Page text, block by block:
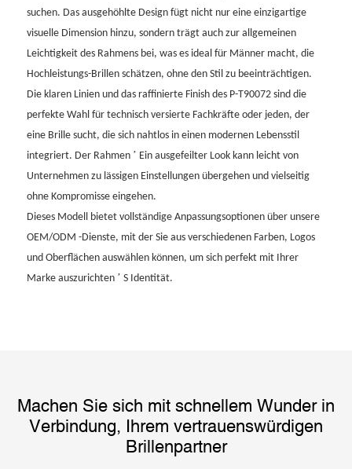
suchen. Das ausgehöhlte Design fügt nicht nur eine einzigartige
visuelle Dimension hinzu, sondern trägt auch zur allgemeinen
Leichtigkeit des Rahmens bei, was es ideal für Männer macht, die
Hochleistungs-Brillen schätzen, ohne den Stil zu beeinträchtigen.
Die klaren Linien und das raffinierte Finish des P-T90072 sind die
perfekte Wahl für technisch versierte Fachkräfte oder jeden, der
eine Brille sucht, die sich nahtlos in einen modernen Lebensstil
integriert. Der Rahmen ’ Ein ausgefeilter Look kann leicht von
Unternehmen zu lässigen Einstellungen übergehen und vielseitig
ohne Kompromisse eingehen.
Dieses Modell bietet vollständige Anpassungsoptionen über unsere
OEM/ODM -Dienste, mit der Sie aus verschiedenen Farben, Logos
und Oberflächen auswählen können, um sich perfekt mit Ihrer
Marke auszurichten ’ S Identität.
Machen Sie sich mit schnellem Wunder in
Verbindung, Ihrem vertrauenswürdigen
Brillenpartner